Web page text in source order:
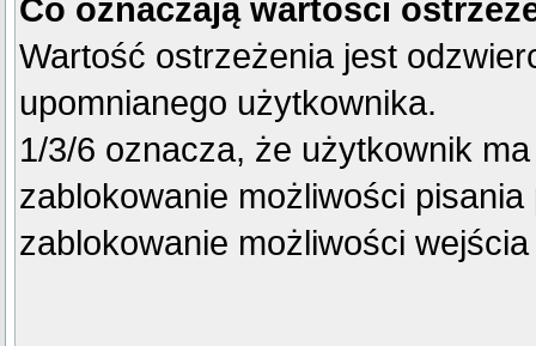
Co oznaczają wartości
Wartość ostrzeżenia jest
upomnianego użytkownika.
1/3/6 oznacza, że użytkownik
zablokowanie możliwości
zablokowanie możliwości